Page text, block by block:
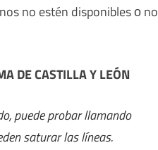
no estén disponibles ο no
DE CASTILLA Y LEÓN
puede probar llamando
saturar las líneas.